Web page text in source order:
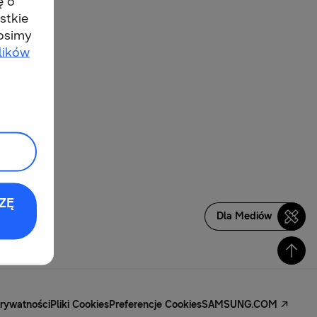
Dla Mediów
Pliki CookiesPreferencje CookiesSAMSUNG.COM